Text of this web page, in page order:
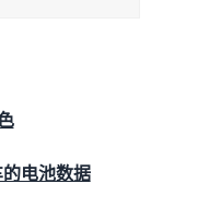
电池数据